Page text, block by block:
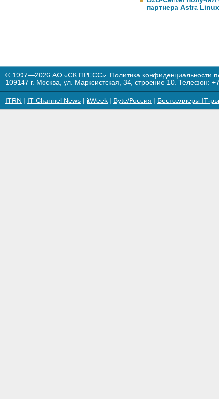
партнера Astra Linux
© 1997—2026 АО «СК ПРЕСС». Политика конфиденциальности
109147 г. Москва, ул. Марксистская, 34, строение 10. Телефон:
ITRN IT Channel News itWeek Byte/Россия Бестселлеры IT-